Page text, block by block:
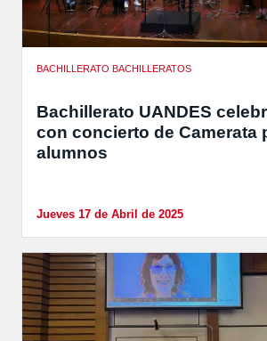
BACHILLERATO BACHILLERATOS
Bachillerato UANDES
con concierto de Camerata
alumnos
Jueves 17 de Abril de 2025